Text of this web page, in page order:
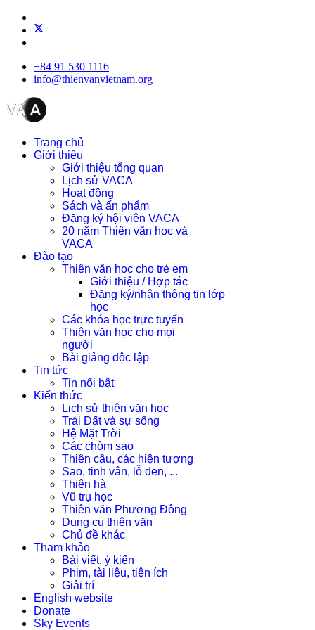
+84 91 530 1116
info@thienvanvietnam.org
Trang chủ
Giới thiệu
Giới thiệu tổng quan
Lịch sử VACA
Hoạt động
Sách và ấn phẩm
Đăng ký hội viên VACA
20 năm Thiên văn học và
VACA
Đào tạo
Thiên văn học cho trẻ em
Giới thiệu / Hợp tác
Đăng ký/nhận thông tin lớp
học
Các khóa học trực tuyến
Thiên văn học cho mọi
người
Bài giảng độc lập
Tin tức
Tin nổi bật
Kiến thức
Lịch sử thiên văn học
Trái Đất và sự sống
Hệ Mặt Trời
Các chòm sao
Thiên cầu, các hiện tượng
Sao, tinh vân, lỗ đen, ...
Thiên hà
Vũ trụ học
Thiên văn Phương Đông
Dụng cụ thiên văn
Chủ đề khác
Tham khảo
Bài viết, ý kiến
Phim, tài liệu, tiện ích
Giải trí
English website
Donate
Sky Events